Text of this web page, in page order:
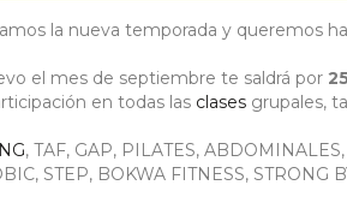
la nueva temporada y queremos
el mes de septiembre te saldrá por
en todas las clases grupales,
, TAF, GAP, PILATES,
STEP, BOKWA FITNESS, STRONG